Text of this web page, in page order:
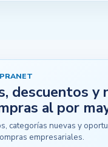
descuentos y
al por
categorías nuevas y
empresariales.